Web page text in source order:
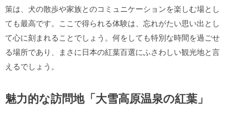
策は、犬の散歩や家族とのコミュニケーションを楽しむ場とし
ても最高です。ここで得られる体験は、忘れがたい思い出とし
て心に刻まれることでしょう。何をしても特別な時間を過ごせ
る場所であり、まさに日本の紅葉百選にふさわしい観光地と言
えるでしょう。
魅力的な訪問地「大雪高原温泉の紅葉」